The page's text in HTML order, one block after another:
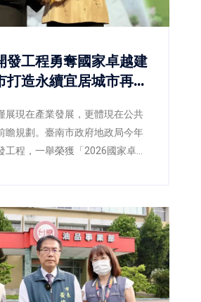
發工程勇奪國家卓越建
造永續宜居城市再獲
展現在產業發展，更體現在公共
瞻規劃。臺南市政府地政局今年
工程，一舉榮獲「2026國家卓越
土地開發、都市設計與工程品質
也反映市府持續推動宜居城市、
發展的具體成效。